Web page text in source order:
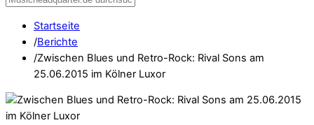
Startseite
/Berichte
/Zwischen Blues und Retro-Rock: Rival Sons am
25.06.2015 im Kölner Luxor